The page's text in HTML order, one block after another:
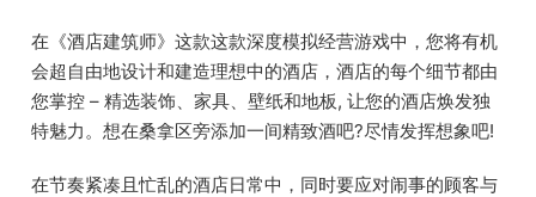
在《酒店建筑师》这款这款深度模拟经营游戏中，您将有机
会超自由地设计和建造理想中的酒店，酒店的每个细节都由
您掌控 – 精选装饰、家具、壁纸和地板, 让您的酒店焕发独
特魅力。想在桑拿区旁添加一间精致酒吧?尽情发挥想象吧!
在节奏紧凑且忙乱的酒店日常中，同时要应对闹事的顾客与